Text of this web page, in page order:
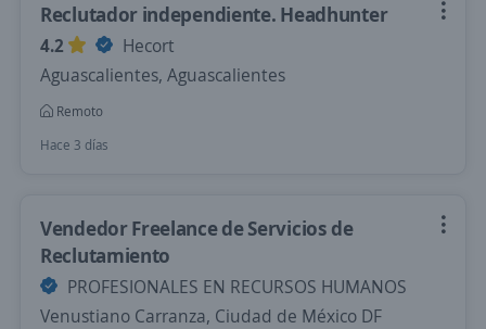
Reclutador independiente. Headhunter
4.2
Hecort
Aguascalientes, Aguascalientes
Remoto
Hace 3 días
Vendedor Freelance de Servicios de
Reclutamiento
PROFESIONALES EN RECURSOS HUMANOS
Venustiano Carranza, Ciudad de México DF